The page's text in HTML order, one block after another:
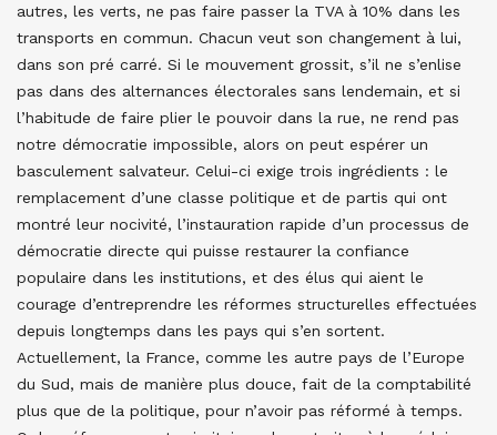
autres, les verts, ne pas faire passer la TVA à 10% dans les
transports en commun. Chacun veut son changement à lui,
dans son pré carré. Si le mouvement grossit, s’il ne s’enlise
pas dans des alternances électorales sans lendemain, et si
l’habitude de faire plier le pouvoir dans la rue, ne rend pas
notre démocratie impossible, alors on peut espérer un
basculement salvateur. Celui-ci exige trois ingrédients : le
remplacement d’une classe politique et de partis qui ont
montré leur nocivité, l’instauration rapide d’un processus de
démocratie directe qui puisse restaurer la confiance
populaire dans les institutions, et des élus qui aient le
courage d’entreprendre les réformes structurelles effectuées
depuis longtemps dans les pays qui s’en sortent.
Actuellement, la France, comme les autre pays de l’Europe
du Sud, mais de manière plus douce, fait de la comptabilité
plus que de la politique, pour n’avoir pas réformé à temps.